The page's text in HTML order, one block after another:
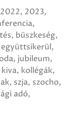
2022 2023
büszkeség
együttsikerül
jubileum
kiva kollégák
szja szocho
adó